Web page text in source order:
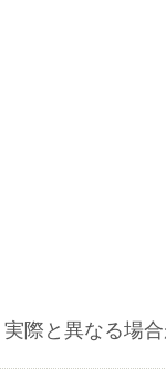
際と異なる場